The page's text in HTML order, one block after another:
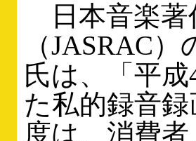
日本音楽著
（JASRAC
氏は、「平
た私的録音
度は、消費